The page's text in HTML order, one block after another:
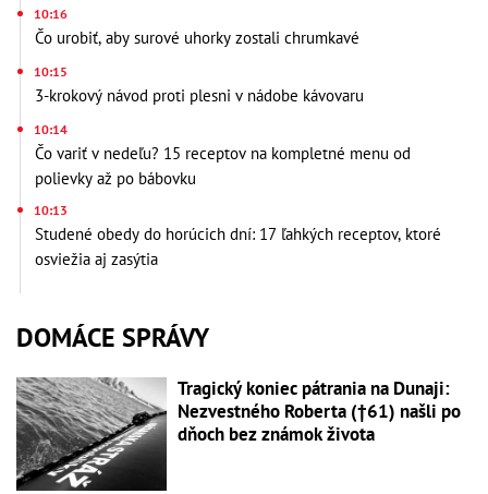
10:16
Čo urobiť, aby surové uhorky zostali chrumkavé
10:15
3-krokový návod proti plesni v nádobe kávovaru
10:14
Čo variť v nedeľu? 15 receptov na kompletné menu od
polievky až po bábovku
10:13
Studené obedy do horúcich dní: 17 ľahkých receptov, ktoré
osviežia aj zasýtia
DOMÁCE SPRÁVY
Tragický koniec pátrania na Dunaji:
Nezvestného Roberta (†61) našli po
dňoch bez známok života